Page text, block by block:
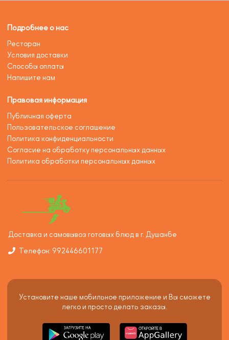
Подробнее о нас
Ресторан
Условия доставки
Способы оплаты
Напишите нам
Правовая информация
Публичная оферта
Пользовательское соглашение
Политика конфиденциальности
Согласие на обработку персональных данных
Политика обработки персональных данных
Доставка и самовывоз готовых блюд в г. Душанбе
Телефон: 992446601177
Установите наше мобильное приложение и Вы сможете
легко и просто делать заказы.